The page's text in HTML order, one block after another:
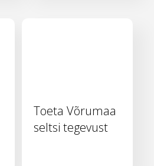
Toeta Võrumaa
seltsi tegevust